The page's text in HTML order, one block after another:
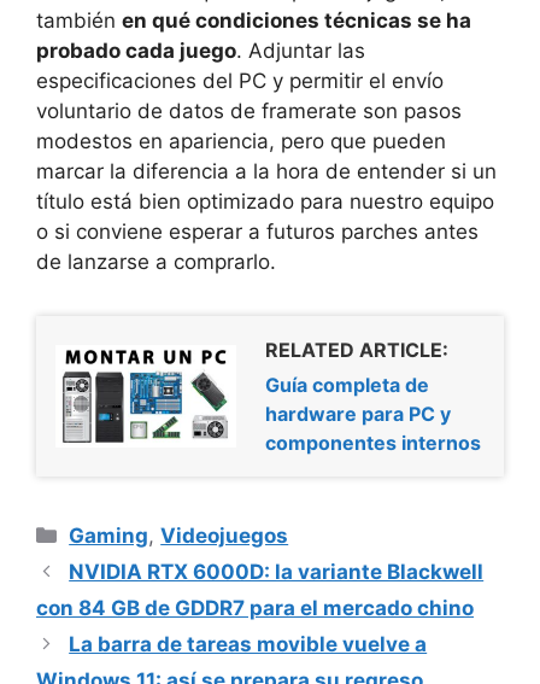
también en qué condiciones técnicas se ha
probado cada juego. Adjuntar las
especificaciones del PC y permitir el envío
voluntario de datos de framerate son pasos
modestos en apariencia, pero que pueden
marcar la diferencia a la hora de entender si un
título está bien optimizado para nuestro equipo
o si conviene esperar a futuros parches antes
de lanzarse a comprarlo.
RELATED ARTICLE:
Guía completa de
hardware para PC y
componentes internos
Categorías
Gaming,Videojuegos
NVIDIA RTX 6000D: la variante Blackwell
con 84 GB de GDDR7 para el mercado chino
La barra de tareas movible vuelve a